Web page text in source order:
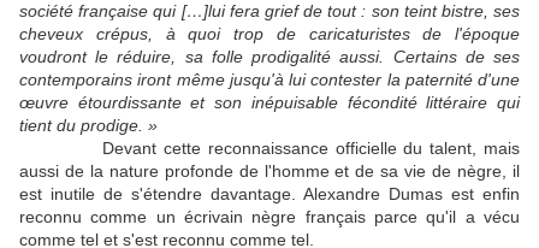
société française qui […]lui fera grief de tout : son teint bistre, ses
cheveux crépus, à quoi trop de caricaturistes de l'époque
voudront le réduire, sa folle prodigalité aussi. Certains de ses
contemporains iront même jusqu'à lui contester la paternité d'une
œuvre étourdissante et son inépuisable fécondité littéraire qui
tient du prodige. »
Devant cette reconnaissance officielle du talent, mais
aussi de la nature profonde de l'homme et de sa vie de nègre, il
est inutile de s'étendre davantage. Alexandre Dumas est enfin
reconnu comme un écrivain nègre français parce qu'il a vécu
comme tel et s'est reconnu comme tel.